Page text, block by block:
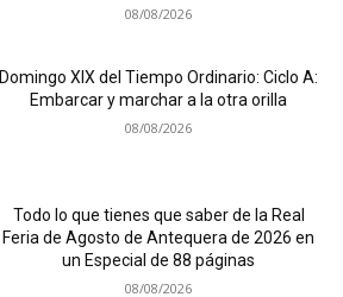
08/08/2026
Domingo XIX del Tiempo Ordinario: Ciclo A:
Embarcar y marchar a la otra orilla
08/08/2026
Todo lo que tienes que saber de la Real
Feria de Agosto de Antequera de 2026 en
un Especial de 88 páginas
08/08/2026